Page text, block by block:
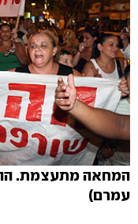
המחאה מתעצמת.
עמרם)